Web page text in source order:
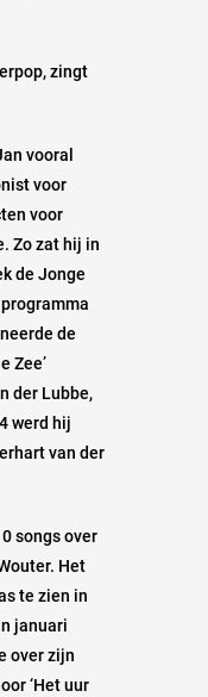
zingt
vooral
voor
voor
Zo zat hij in
de Jonge
de
Zee’
der Lubbe,
werd hij
van der
songs over
Het
te zien in
januari
over zijn
‘Het uur